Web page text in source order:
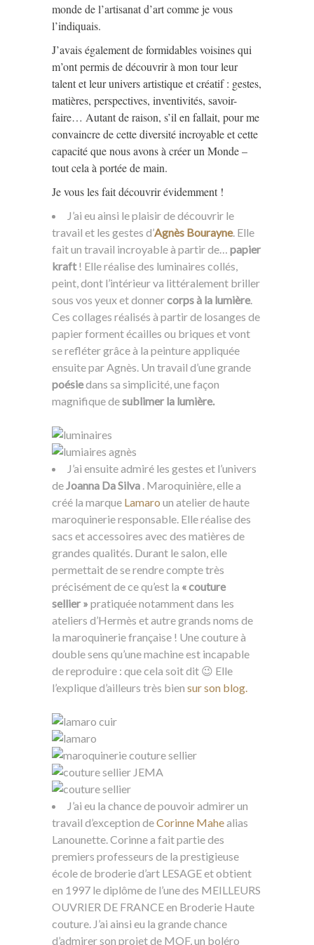
monde de l’artisanat d’art comme je vous
l’indiquais.
J’avais également de formidables voisines qui
m’ont permis de découvrir à mon tour leur
talent et leur univers artistique et créatif : gestes,
matières, perspectives, inventivités, savoir-
faire… Autant de raison, s’il en fallait, pour me
convaincre de cette diversité incroyable et cette
capacité que nous avons à créer un Monde –
tout cela à portée de main.
Je vous les fait découvrir évidemment !
J’ai eu ainsi le plaisir de découvrir le
travail et les gestes d’Agnès Bourayne. Elle
fait un travail incroyable à partir de… papier
kraft! Elle réalise des luminaires collés,
peint, dont l’intérieur va littéralement briller
sous vos yeux et donnercorps à la lumière.
Ces collages réalisés à partir de losanges de
papier forment écailles ou briques et vont
se refléter grâce à la peinture appliquée
ensuite par Agnès. Un travail d’une grande
poésiedans sa simplicité, une façon
magnifique desublimer la lumière.
J’ai ensuite admiré les gestes et l’univers
deJoanna Da Silva . Maroquinière, elle a
créé la marque Lamaro un atelier de haute
maroquinerie responsable. Elle réalise des
sacs et accessoires avec des matières de
grandes qualités. Durant le salon, elle
permettait de se rendre compte très
précisément de ce qu’est la « couture
sellier » pratiquée notamment dans les
ateliers d’Hermès et autre grands noms de
la maroquinerie française ! Une couture à
double sens qu’une machine est incapable
de reproduire : que cela soit dit 😉 Elle
l’explique d’ailleurs très bien sur son blog.
J’ai eu la chance de pouvoir admirer un
travail d’exception deCorinne Mahealias
Lanounette. Corinne a fait partie des
premiers professeurs de la prestigieuse
école de broderie d’art LESAGE et obtient
en 1997 le diplôme de l’une des MEILLEURS
OUVRIER DE FRANCE en Broderie Haute
couture. J’ai ainsi eu la grande chance
d’admirer son projet de MOF, un boléro